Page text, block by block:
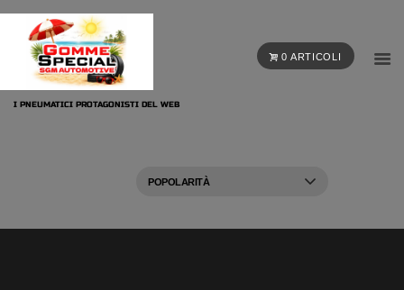
0 ARTICOLI
I PNEUMATICI PROTAGONISTI DEL WEB